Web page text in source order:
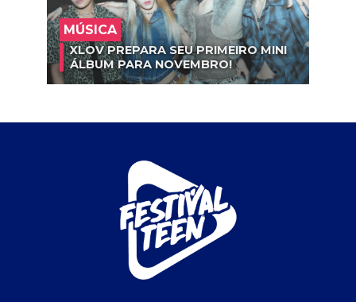
MÚSICA
XLOV PREPARA SEU PRIMEIRO MINI
ÁLBUM PARA NOVEMBRO!